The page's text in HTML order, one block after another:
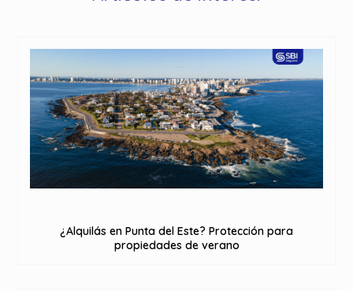
¿Alquilás en Punta del Este? Protección para
propiedades de verano